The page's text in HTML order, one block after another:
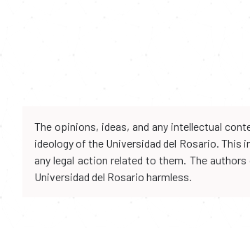
The opinions, ideas, and any intellectual
ideology of the Universidad del Rosario.
any legal action related to them. The
Universidad del Rosario harmless.